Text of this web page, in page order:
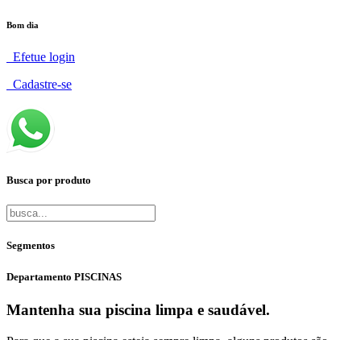
Bom dia
Efetue login
Cadastre-se
Busca por produto
Segmentos
Departamento PISCINAS
Mantenha sua piscina limpa e saudável.